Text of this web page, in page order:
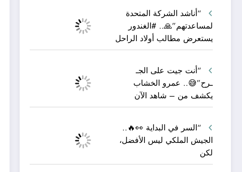
“أناشد الشركة المتحدة
لمساعدتهم”🙏.. #الغندور
يستعرض مطالب أولاد الراحل
“أنت جيت على الجـ
ـرح”😅.. عمرو الخشاب
يكشف من – شاهد الآن
“السر في البداية 👀🔥..
الجيش الملكي ليس الأفضل،
لكن